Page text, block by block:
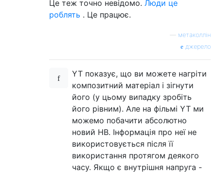
Це теж точно невідомо. Люди це
роблять . Це працює.
метаколлін
джерело
YT показує, що ви можете нагріти
композитний матеріал і зігнути
його (у цьому випадку зробіть
його рівним). Але на фільмі YT ми
можемо побачити абсолютно
новий HB. Інформація про неї не
використовується після її
використання протягом деякого
часу. Якщо є внутрішня напруга -